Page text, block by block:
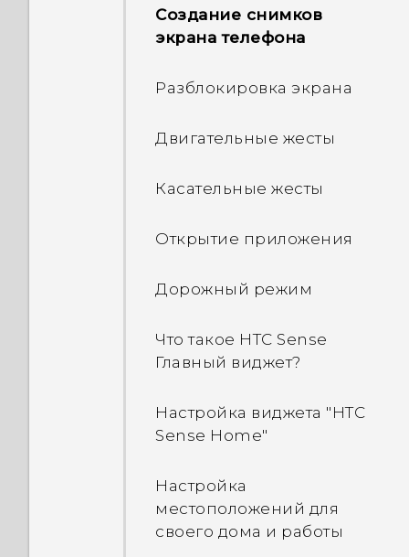
Почему режим
«Режим максимального
переходит в режим App
режим") Android для
аккумулятора?
Для чего используется
параметр «Оптимизация
аккумулятора» в меню
«Настройки»?
Как пройти экран входа в
учетную запись Google
после сброса настроек
приложений
Создание снимков
экрана телефона
Разблокировка экрана
Двигательные жесты
Касательные жесты
Открытие приложения
Дорожный режим
Что такое HTC Sense
Главный виджет?
Настройка виджета "HTC
Sense Home"
Настройка
местоположений для
своего дома и работы